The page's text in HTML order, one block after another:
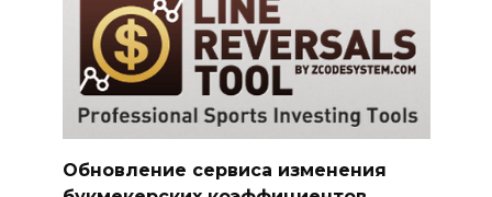
Обновление сервиса изменения